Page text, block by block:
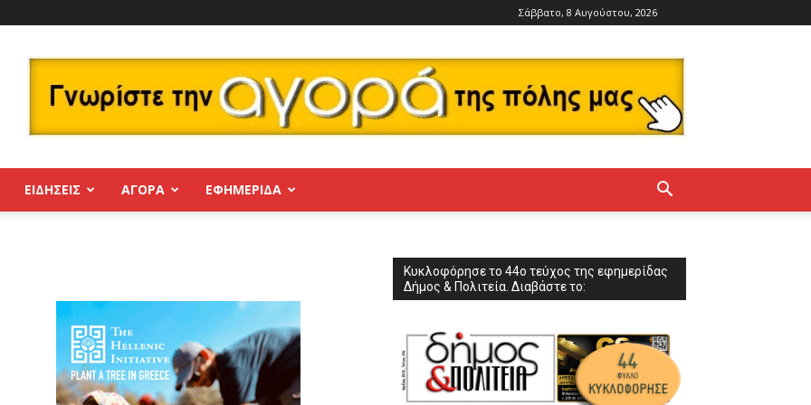
Σάββατο, 8 Αυγούστου, 2026
ΕΙΔΗΣΕΙΣ ΑΓΟΡΑ ΕΦΗΜΕΡΊΔΑ
Κυκλοφόρησε το 44ο τεύχος της εφημερίδας
Δήμος & Πολιτεία. Διαβάστε το: